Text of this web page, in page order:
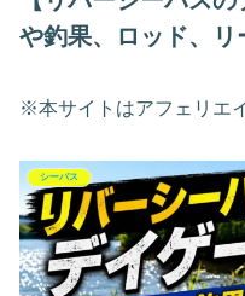
や釣果、ロッド、
※本サイトはアフェリエ
シーバス